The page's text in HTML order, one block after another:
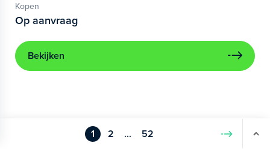
Kopen
Op aanvraag
Bekijken
1 2 ... 52 Volgende